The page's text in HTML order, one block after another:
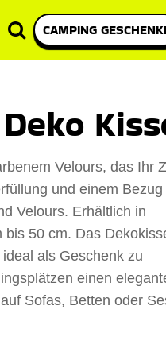
CAMPING
Velours, das Ihr
und einem Bezug
Velours. Erhältlich in
50 cm. Das
als Geschenk zu
einen
Sofas, Betten oder